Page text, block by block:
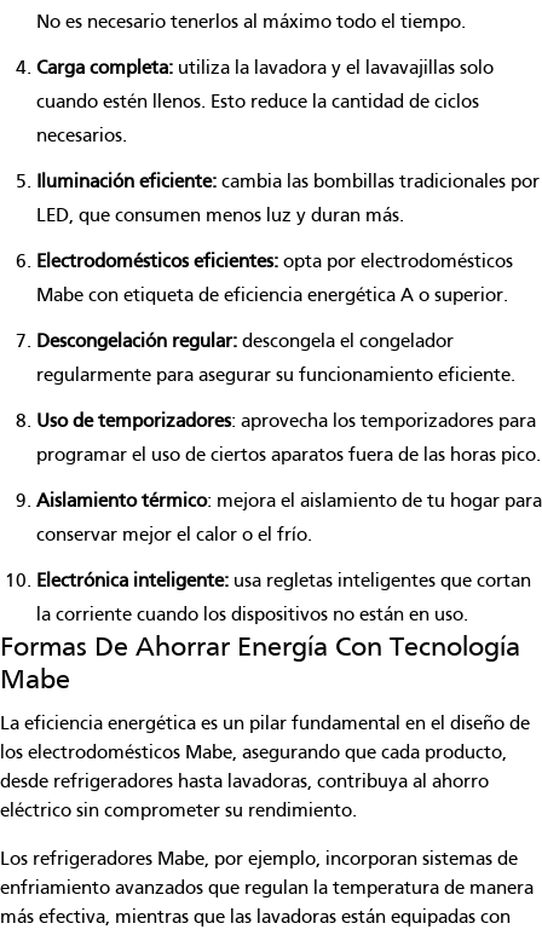
No es necesario tenerlos al máximo todo el tiempo.
Carga completa: utiliza la lavadora y el lavavajillas solo
cuando estén llenos. Esto reduce la cantidad de ciclos
necesarios.
Iluminación eficiente: cambia las bombillas tradicionales por
LED, que consumen menos luz y duran más.
Electrodomésticos eficientes: opta por electrodomésticos
Mabe con etiqueta de eficiencia energética A o superior.
Descongelación regular: descongela el congelador
regularmente para asegurar su funcionamiento eficiente.
Uso de temporizadores: aprovecha los temporizadores para
programar el uso de ciertos aparatos fuera de las horas pico.
Aislamiento térmico: mejora el aislamiento de tu hogar para
conservar mejor el calor o el frío.
Electrónica inteligente: usa regletas inteligentes que cortan
la corriente cuando los dispositivos no están en uso.
Formas De Ahorrar Energía Con Tecnología
Mabe
La eficiencia energética es un pilar fundamental en el diseño de
los electrodomésticos Mabe, asegurando que cada producto,
desde refrigeradores hasta lavadoras, contribuya al ahorro
eléctrico sin comprometer su rendimiento.
Los refrigeradores Mabe, por ejemplo, incorporan sistemas de
enfriamiento avanzados que regulan la temperatura de manera
más efectiva, mientras que las lavadoras están equipadas con